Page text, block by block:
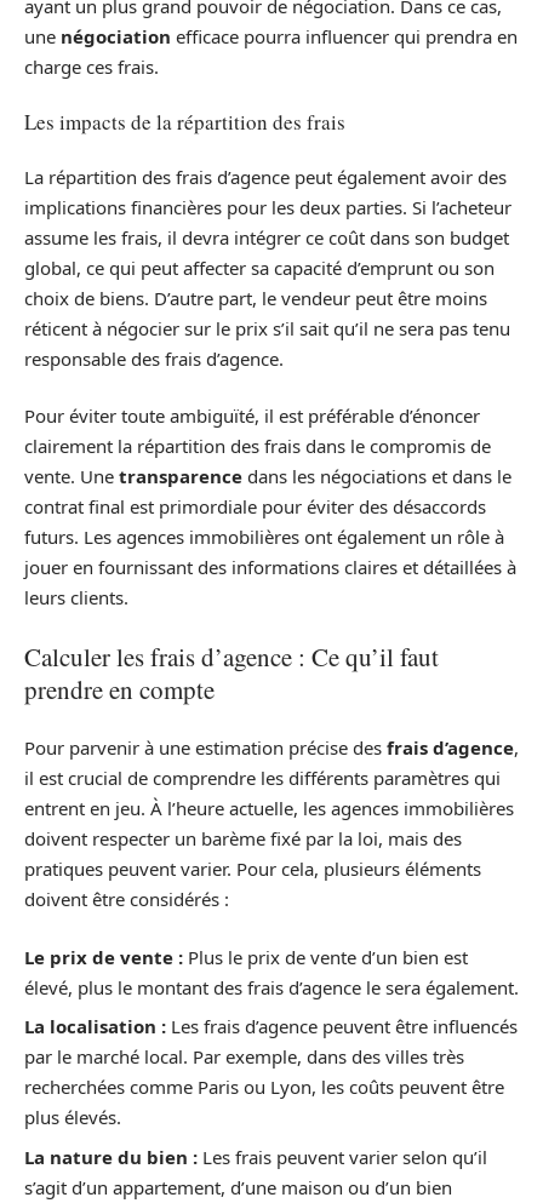
ayant un plus grand pouvoir de négociation. Dans ce cas,
une négociation efficace pourra influencer qui prendra en
charge ces frais.
Les impacts de la répartition des frais
La répartition des frais d’agence peut également avoir des
implications financières pour les deux parties. Si l’acheteur
assume les frais, il devra intégrer ce coût dans son budget
global, ce qui peut affecter sa capacité d’emprunt ou son
choix de biens. D’autre part, le vendeur peut être moins
réticent à négocier sur le prix s’il sait qu’il ne sera pas tenu
responsable des frais d’agence.
Pour éviter toute ambiguïté, il est préférable d’énoncer
clairement la répartition des frais dans le compromis de
vente. Une transparence dans les négociations et dans le
contrat final est primordiale pour éviter des désaccords
futurs. Les agences immobilières ont également un rôle à
jouer en fournissant des informations claires et détaillées à
leurs clients.
Calculer les frais d’agence : Ce qu’il faut
prendre en compte
Pour parvenir à une estimation précise des frais d’agence,
il est crucial de comprendre les différents paramètres qui
entrent en jeu. À l’heure actuelle, les agences immobilières
doivent respecter un barème fixé par la loi, mais des
pratiques peuvent varier. Pour cela, plusieurs éléments
doivent être considérés :
Le prix de vente : Plus le prix de vente d’un bien est
élevé, plus le montant des frais d’agence le sera également.
La localisation : Les frais d’agence peuvent être influencés
par le marché local. Par exemple, dans des villes très
recherchées comme Paris ou Lyon, les coûts peuvent être
plus élevés.
La nature du bien : Les frais peuvent varier selon qu’il
s’agit d’un appartement, d’une maison ou d’un bien